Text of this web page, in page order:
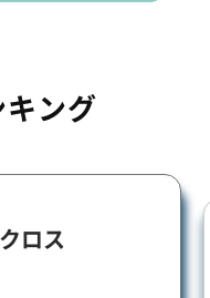
ング